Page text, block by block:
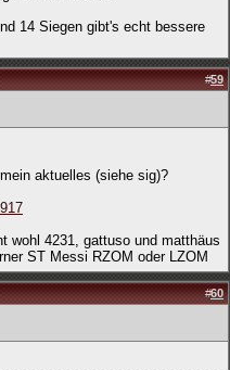
14 Siegen gibt's echt bessere
#59
aktuelles (siehe sig)?
wohl 4231, gattuso und matthäus
ST Messi RZOM oder LZOM
#60